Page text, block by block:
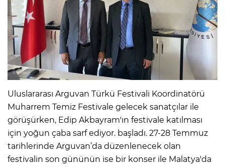
Uluslararası Arguvan Türkü Festivali Koordinatörü
Muharrem Temiz Festivale gelecek sanatçılar ile
görüşürken, Edip Akbayram'ın festivale katılması
için yoğun çaba sarf ediyor. başladı. 27-28 Temmuz
tarihlerinde Arguvan’da düzenlenecek olan
festivalin son gününün ise bir konser ile Malatya'da